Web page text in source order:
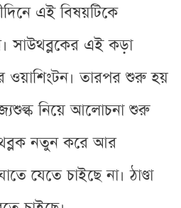
এই বিষয়টিকে
সাউথব্লকের এই কড়া
ওয়াশিংটন। তারপর শুরু হয়
নিয়ে আলোচনা শুরু
নতুন করে আর
যেতে চাইছে না। ঠাণ্ডা